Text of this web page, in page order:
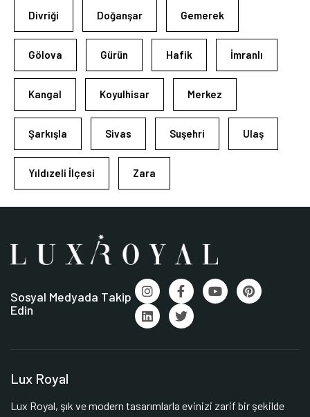
Divriği Doğanşar Gemerek
Gölova Gürün Hafik İmranlı
Kangal Koyulhisar Merkez
Şarkışla Sivas Suşehri Ulaş
Yıldızeli İlçesi Zara
Sosyal Medyada Takip
Edin
Lux Royal
Lux Royal, şık ve modern tasarımlarla evinizi zarif bir şekilde